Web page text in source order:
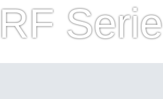
Serie